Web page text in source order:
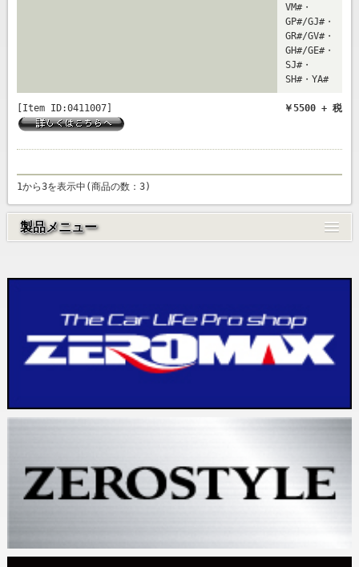
製品メニュー
VM#・
GP#/GJ#・
GR#/GV#・
GH#/GE#・
SJ#・
SH#・YA#
[Item ID:0411007] ￥5500 + 税
1から3を表示中(商品の数：3)